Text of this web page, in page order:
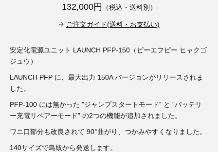
ホイールロック取り外しツール（6）
3D プリンターペン（8）
ライト関連（6）
132,000円 （税込・送料別）
ご注文ガイド(送料・お支払い)
安定化電源ユニット LAUNCH PFP-150（ピーエフピー ヒャクゴ
ジュウ）
LAUNCH PFP に、最大出力 150A バージョンがリリースされま
した。
PFP-100 には無かった ”ジャンプスタートモード” と ”バッテリ
ー充電リペアーモード” の2つの機能が追加されました。
ワニ口部分も改良されて 90°曲がり、つかみやすくなりました。
140サイズで鳥取から発送します。